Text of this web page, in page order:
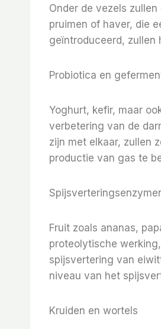
Onder de vezels
pruimen of haver, die
geïntroduceerd, zullen
Probiotica en
Yoghurt, kefir, maar
verbetering van de
zijn met elkaar, zullen
productie van gas te
Fruit zoals ananas,
proteolytische
spijsvertering van
niveau van het
Kruiden en wortels